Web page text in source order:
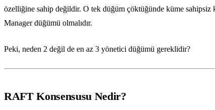
özelliğine sahip değildir. O tek düğüm çöktüğünde küme sahipsiz
Manager düğümü olmalıdır.
Peki, neden 2 değil de en az 3 yönetici düğümü gereklidir?
RAFT Konsensusu Nedir?